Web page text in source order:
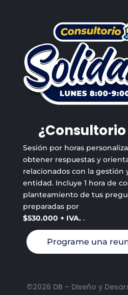
Sesión por horas
obtener respuestas y
relacionados con la gestión
entidad. Incluye 1 hora de
planteamiento de tus
preparadas por
$530.000 + IVA. .
Programe una
©2026 DB – Diseño y